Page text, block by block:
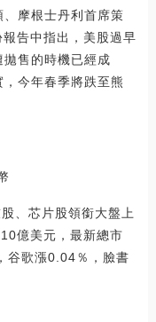
摩根士丹利首席策
告中指出，美股過早
售的時機已經成
今年春季將跌至熊
、芯片股領銜大盤上
億美元，最新總市
谷歌漲0.04％，臉書